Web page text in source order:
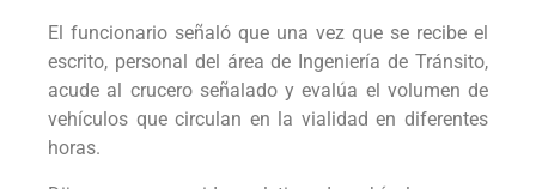
El funcionario señaló que una vez que se recibe el
escrito, personal del área de Ingeniería de Tránsito,
acude al crucero señalado y evalúa el volumen de
vehículos que circulan en la vialidad en diferentes
horas.